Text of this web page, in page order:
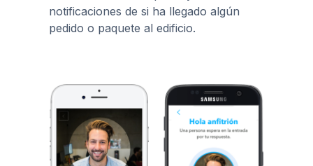
notificaciones de si ha llegado algún
pedido o paquete al edificio.